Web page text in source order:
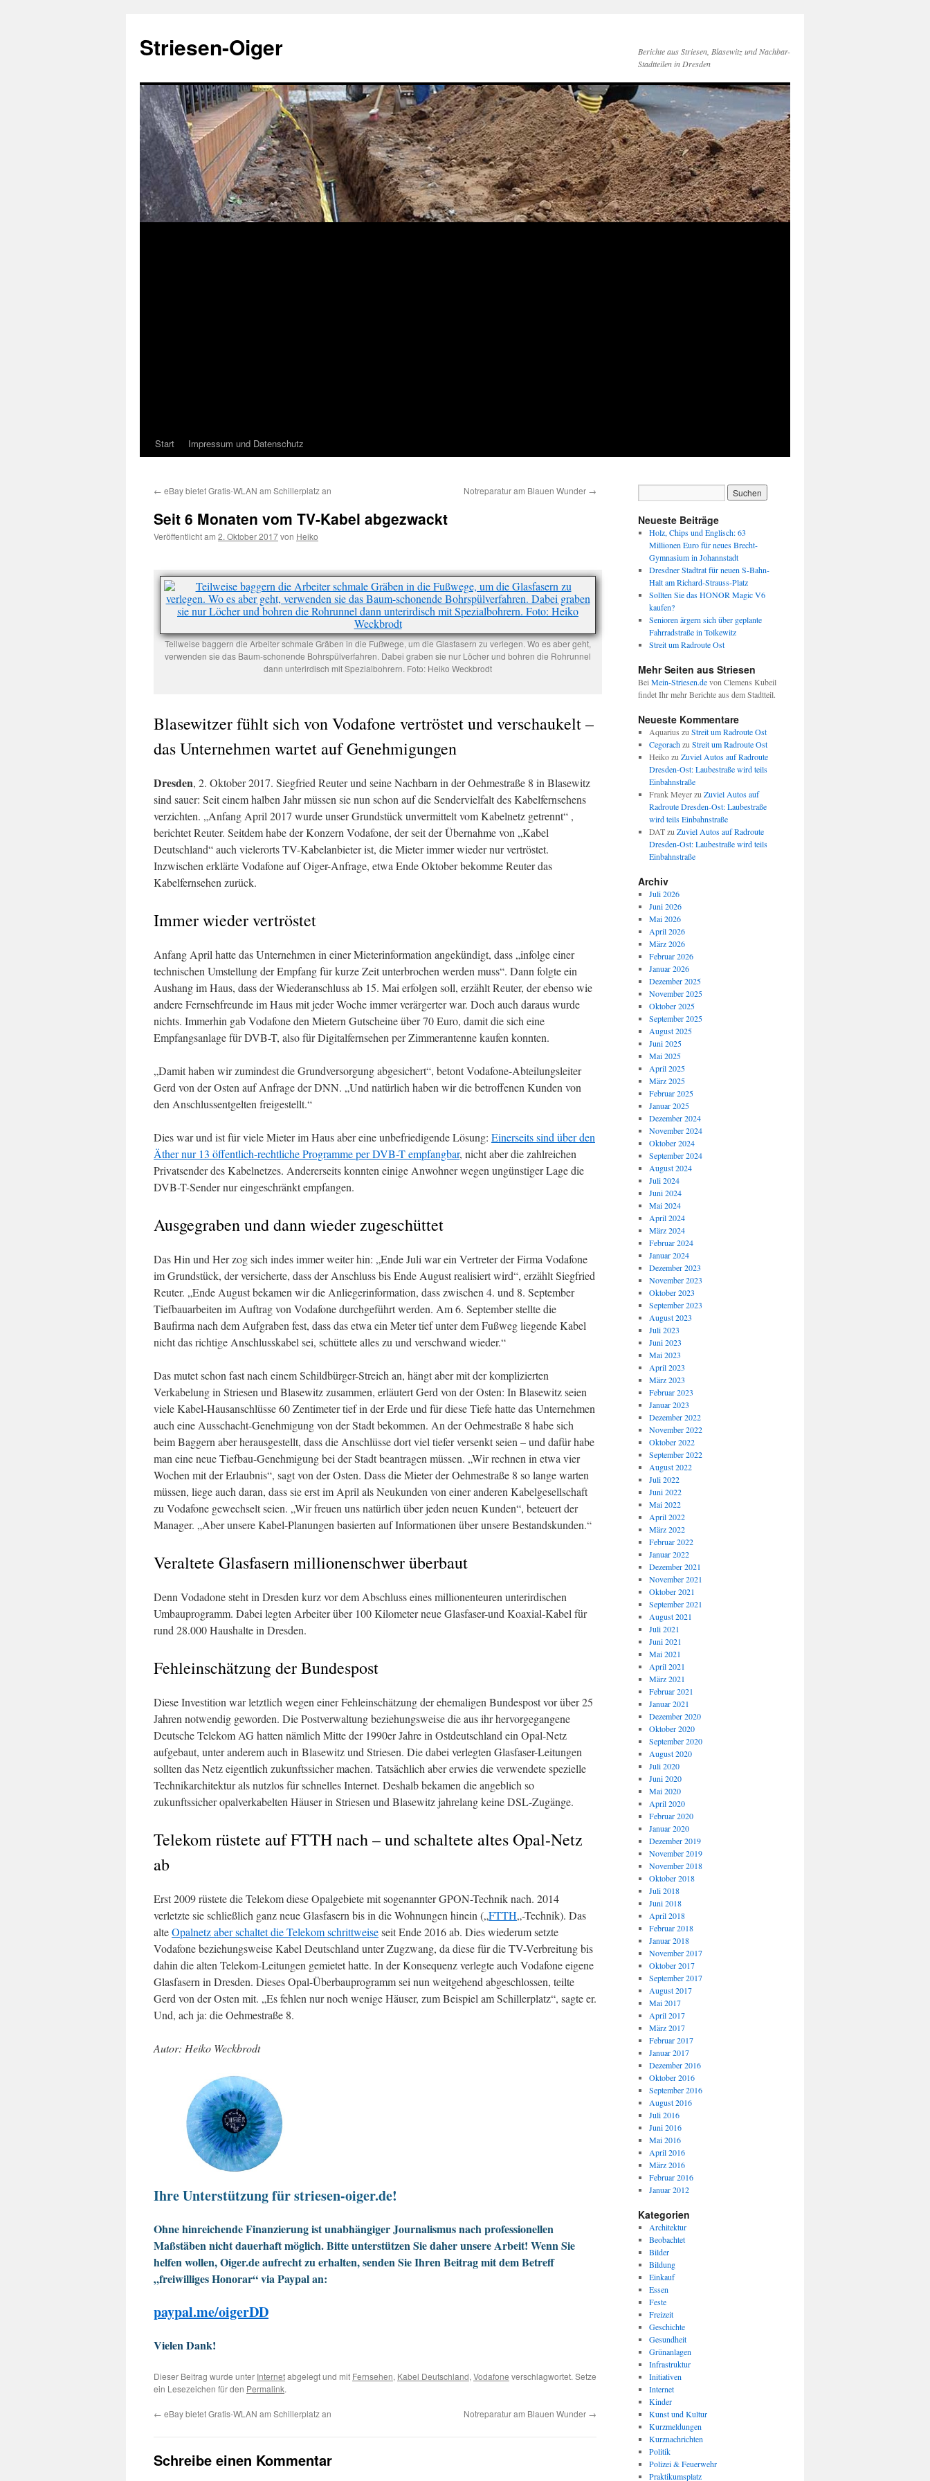
springen
Striesen-Oiger
Berichte aus Striesen, Blasewitz und Nachbar-
Stadtteilen in Dresden
Start Impressum und Datenschutz
← eBay bietet Gratis-WLAN am Schillerplatz an Notreparatur am Blauen Wunder →
Seit 6 Monaten vom TV-Kabel abgezwackt
Veröffentlicht am 2. Oktober 2017von Heiko
Teilweise baggern die Arbeiter schmale Gräben in die Fußwege, um die Glasfasern zu verlegen. Wo es aber geht,
verwenden sie das Baum-schonende Bohrspülverfahren. Dabei graben sie nur Löcher und bohren die Rohrunnel
dann unterirdisch mit Spezialbohrern. Foto: Heiko Weckbrodt
Blasewitzer fühlt sich von Vodafone vertröstet und verschaukelt –
das Unternehmen wartet auf Genehmigungen
Dresden, 2. Oktober 2017. Siegfried Reuter und seine Nachbarn in der Oehmestraße 8 in Blasewitz
sind sauer: Seit einem halben Jahr müssen sie nun schon auf die Sendervielfalt des Kabelfernsehens
verzichten. „Anfang April 2017 wurde unser Grundstück unvermittelt vom Kabelnetz getrennt“ ,
berichtet Reuter. Seitdem habe der Konzern Vodafone, der seit der Übernahme von „Kabel
Deutschland“ auch vielerorts TV-Kabelanbieter ist, die Mieter immer wieder nur vertröstet.
Inzwischen erklärte Vodafone auf Oiger-Anfrage, etwa Ende Oktober bekomme Reuter das
Kabelfernsehen zurück.
Immer wieder vertröstet
Anfang April hatte das Unternehmen in einer Mieterinformation angekündigt, dass „infolge einer
technischen Umstellung der Empfang für kurze Zeit unterbrochen werden muss“. Dann folgte ein
Aushang im Haus, dass der Wiederanschluss ab 15. Mai erfolgen soll, erzählt Reuter, der ebenso wie
andere Fernsehfreunde im Haus mit jeder Woche immer verärgerter war. Doch auch daraus wurde
nichts. Immerhin gab Vodafone den Mietern Gutscheine über 70 Euro, damit die sich eine
Empfangsanlage für DVB-T, also für Digitalfernsehen per Zimmerantenne kaufen konnten.
„Damit haben wir zumindest die Grundversorgung abgesichert“, betont Vodafone-Abteilungsleiter
Gerd von der Osten auf Anfrage der DNN. „Und natürlich haben wir die betroffenen Kunden von
den Anschlussentgelten freigestellt.“
Dies war und ist für viele Mieter im Haus aber eine unbefriedigende Lösung: Einerseits sind über den
Äther nur 13 öffentlich-rechtliche Programme per DVB-T empfangbar, nicht aber die zahlreichen
Privatsender des Kabelnetzes. Andererseits konnten einige Anwohner wegen ungünstiger Lage die
DVB-T-Sender nur eingeschränkt empfangen.
Ausgegraben und dann wieder zugeschüttet
Das Hin und Her zog sich indes immer weiter hin: „Ende Juli war ein Vertreter der Firma Vodafone
im Grundstück, der versicherte, dass der Anschluss bis Ende August realisiert wird“, erzählt Siegfried
Reuter. „Ende August bekamen wir die Anliegerinformation, dass zwischen 4. und 8. September
Tiefbauarbeiten im Auftrag von Vodafone durchgeführt werden. Am 6. September stellte die
Baufirma nach dem Aufgraben fest, dass das etwa ein Meter tief unter dem Fußweg liegende Kabel
nicht das richtige Anschlusskabel sei, schüttete alles zu und verschwand wieder.“
Das mutet schon fast nach einem Schildbürger-Streich an, hängt aber mit der komplizierten
Verkabelung in Striesen und Blasewitz zusammen, erläutert Gerd von der Osten: In Blasewitz seien
viele Kabel-Hausanschlüsse 60 Zentimeter tief in der Erde und für diese Tiefe hatte das Unternehmen
auch eine Ausschacht-Genehmigung von der Stadt bekommen. An der Oehmestraße 8 habe sich
beim Baggern aber herausgestellt, dass die Anschlüsse dort viel tiefer versenkt seien – und dafür habe
man eine neue Tiefbau-Genehmigung bei der Stadt beantragen müssen. „Wir rechnen in etwa vier
Wochen mit der Erlaubnis“, sagt von der Osten. Dass die Mieter der Oehmestraße 8 so lange warten
müssen, liege auch daran, dass sie erst im April als Neukunden von einer anderen Kabelgesellschaft
zu Vodafone gewechselt seien. „Wir freuen uns natürlich über jeden neuen Kunden“, beteuert der
Manager. „Aber unsere Kabel-Planungen basierten auf Informationen über unsere Bestandskunden.“
Veraltete Glasfasern millionenschwer überbaut
Denn Vodadone steht in Dresden kurz vor dem Abschluss eines millionenteuren unterirdischen
Umbauprogramm. Dabei legten Arbeiter über 100 Kilometer neue Glasfaser-und Koaxial-Kabel für
rund 28.000 Haushalte in Dresden.
Fehleinschätzung der Bundespost
Diese Investition war letztlich wegen einer Fehleinschätzung der ehemaligen Bundespost vor über 25
Jahren notwendig geworden. Die Postverwaltung beziehungsweise die aus ihr hervorgegangene
Deutsche Telekom AG hatten nämlich Mitte der 1990er Jahre in Ostdeutschland ein Opal-Netz
aufgebaut, unter anderem auch in Blasewitz und Striesen. Die dabei verlegten Glasfaser-Leitungen
sollten das Netz eigentlich zukunftssicher machen. Tatsächlich aber erwies die verwendete spezielle
Technikarchitektur als nutzlos für schnelles Internet. Deshalb bekamen die angeblich so
zukunftssicher opalverkabelten Häuser in Striesen und Blasewitz jahrelang keine DSL-Zugänge.
Telekom rüstete auf FTTH nach – und schaltete altes Opal-Netz
ab
Erst 2009 rüstete die Telekom diese Opalgebiete mit sogenannter GPON-Technik nach. 2014
verletzte sie schließlich ganz neue Glasfasern bis in die Wohnungen hinein („FTTH„-Technik). Das
alteOpalnetz aber schaltet die Telekom schrittweiseseit Ende 2016 ab. Dies wiederum setzte
Vodafone beziehungsweise Kabel Deutschland unter Zugzwang, da diese für die TV-Verbreitung bis
dahin die alten Telekom-Leitungen gemietet hatte. In der Konsequenz verlegte auch Vodafone eigene
Glasfasern in Dresden. Dieses Opal-Überbauprogramm sei nun weitgehend abgeschlossen, teilte
Gerd von der Osten mit. „Es fehlen nur noch wenige Häuser, zum Beispiel am Schillerplatz“, sagte er.
Und, ach ja: die Oehmestraße 8.
Autor: Heiko Weckbrodt
Ihre Unterstützung für striesen-oiger.de!
Ohne hinreichende Finanzierung ist unabhängiger Journalismus nach professionellen
Maßstäben nicht dauerhaft möglich. Bitte unterstützen Sie daher unsere Arbeit! Wenn Sie
helfen wollen, Oiger.de aufrecht zu erhalten, senden Sie Ihren Beitrag mit dem Betreff
„freiwilliges Honorar“ via Paypal an:
paypal.me/oigerDD
Vielen Dank!
Dieser Beitrag wurde unter Internetabgelegt und mit Fernsehen, Kabel Deutschland,Vodafone verschlagwortet. Setze
ein Lesezeichen für den Permalink.
← eBay bietet Gratis-WLAN am Schillerplatz an Notreparatur am Blauen Wunder →
Schreibe einen Kommentar
Neueste Beiträge
Holz, Chips und Englisch: 63
Millionen Euro für neues Brecht-
Gymnasium in Johannstadt
Dresdner Stadtrat für neuen S-Bahn-
Halt am Richard-Strauss-Platz
Sollten Sie das HONOR Magic V6
kaufen?
Senioren ärgern sich über geplante
Fahrradstraße in Tolkewitz
Streit um Radroute Ost
Mehr Seiten aus Striesen
Bei Mein-Striesen.devon Clemens Kubeil
findet Ihr mehr Berichte aus dem Stadtteil.
Neueste Kommentare
Aquarius zu Streit um Radroute Ost
Cegorachzu Streit um Radroute Ost
Heikozu Zuviel Autos auf Radroute
Dresden-Ost: Laubestraße wird teils
Einbahnstraße
Frank Meyerzu Zuviel Autos auf
Radroute Dresden-Ost: Laubestraße
wird teils Einbahnstraße
DATzu Zuviel Autos auf Radroute
Dresden-Ost: Laubestraße wird teils
Einbahnstraße
Archiv
Juli 2026
Juni 2026
Mai 2026
April 2026
März 2026
Februar 2026
Januar 2026
Dezember 2025
November 2025
Oktober 2025
September 2025
August 2025
Juni 2025
Mai 2025
April 2025
März 2025
Februar 2025
Januar 2025
Dezember 2024
November 2024
Oktober 2024
September 2024
August 2024
Juli 2024
Juni 2024
Mai 2024
April 2024
März 2024
Februar 2024
Januar 2024
Dezember 2023
November 2023
Oktober 2023
September 2023
August 2023
Juli 2023
Juni 2023
Mai 2023
April 2023
März 2023
Februar 2023
Januar 2023
Dezember 2022
November 2022
Oktober 2022
September 2022
August 2022
Juli 2022
Juni 2022
Mai 2022
April 2022
März 2022
Februar 2022
Januar 2022
Dezember 2021
November 2021
Oktober 2021
September 2021
August 2021
Juli 2021
Juni 2021
Mai 2021
April 2021
März 2021
Februar 2021
Januar 2021
Dezember 2020
Oktober 2020
September 2020
August 2020
Juli 2020
Juni 2020
Mai 2020
April 2020
Februar 2020
Januar 2020
Dezember 2019
November 2019
November 2018
Oktober 2018
Juli 2018
Juni 2018
April 2018
Februar 2018
Januar 2018
November 2017
Oktober 2017
September 2017
August 2017
Mai 2017
April 2017
März 2017
Februar 2017
Januar 2017
Dezember 2016
Oktober 2016
September 2016
August 2016
Juli 2016
Juni 2016
Mai 2016
April 2016
März 2016
Februar 2016
Januar 2012
Kategorien
Architektur
Beobachtet
Bilder
Bildung
Einkauf
Essen
Feste
Freizeit
Geschichte
Gesundheit
Grünanlagen
Infrastruktur
Initiativen
Internet
Kinder
Kunst und Kultur
Kurzmeldungen
Kurznachrichten
Politik
Polizei & Feuerwehr
Praktikumsplatz